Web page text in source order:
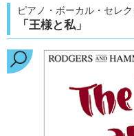
ピアノ・ボーカル・セレ
「王様と私」